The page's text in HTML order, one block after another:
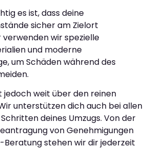
es ist, dass deine
sicher am Zielort
wir spezielle
und moderne
um Schäden während des
jedoch weit über den reinen
unterstützen dich auch bei allen
deines Umzugs. Von der
von Genehmigungen
stehen wir dir jederzeit